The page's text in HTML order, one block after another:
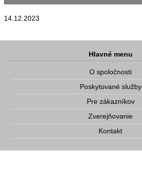
14.12.2023
Hlavné menu
O spoločnosti
Poskytované služby
Pre zákazníkov
Zverejňovanie
Kontakt